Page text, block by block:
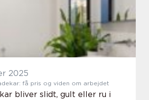
2025
få pris og viden om arbejdet
bliver slidt, gult eller ru i